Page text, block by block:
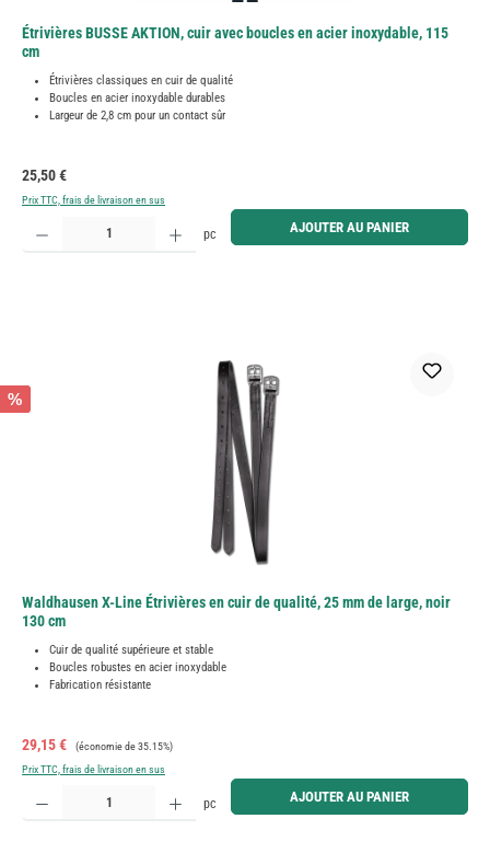
Étrivières BUSSE AKTION, cuir avec boucles en acier inoxydable, 115
cm
Étrivières classiques en cuir de qualité
Boucles en acier inoxydable durables
Largeur de 2,8 cm pour un contact sûr
Prix régulier :
25,50 €
Prix TTC, frais de livraison en sus
Quantité de produit : Entrez la quantité souhaitée ou utilisez les boutons pour augmenter ou
pc AJOUTER AU PANIER
%
Waldhausen X-Line Étrivières en cuir de qualité, 25 mm de large, noir
130 cm
Cuir de qualité supérieure et stable
Boucles robustes en acier inoxydable
Fabrication résistante
Prix de vente :
29,15 € Prix régulier :
(économie de 35.15%)
Prix TTC, frais de livraison en sus
Quantité de produit : Entrez la quantité souhaitée ou utilisez les boutons pour augmenter ou
pc AJOUTER AU PANIER